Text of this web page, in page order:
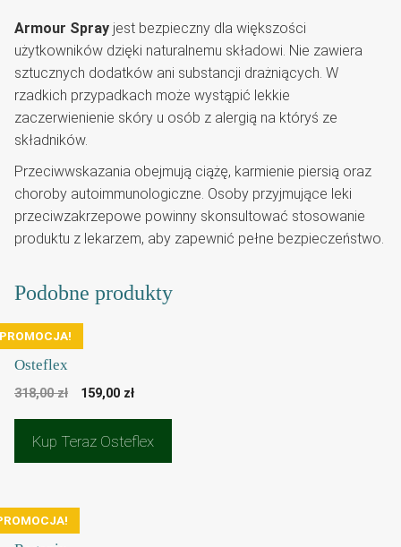
Armour Spray jest bezpieczny dla większości
użytkowników dzięki naturalnemu składowi. Nie zawiera
sztucznych dodatków ani substancji drażniących. W
rzadkich przypadkach może wystąpić lekkie
zaczerwienienie skóry u osób z alergią na któryś ze
składników.
Przeciwwskazania obejmują ciążę, karmienie piersią oraz
choroby autoimmunologiczne. Osoby przyjmujące leki
przeciwzakrzepowe powinny skonsultować stosowanie
produktu z lekarzem, aby zapewnić pełne bezpieczeństwo.
Podobne produkty
PROMOCJA!
Osteflex
318,00zł
Pierwotna
wynosiła:
159,00 złAktualna
wynosi:
Kup Teraz Osteflex